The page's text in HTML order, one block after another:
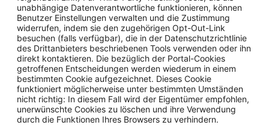
unabhängige Datenverantwortliche funktionieren, können
Benutzer Einstellungen verwalten und die Zustimmung
widerrufen, indem sie den zugehörigen Opt-Out-Link
besuchen (falls verfügbar), die in der Datenschutzrichtlinie
des Drittanbieters beschriebenen Tools verwenden oder ihn
direkt kontaktieren. Die bezüglich der Portal-Cookies
getroffenen Entscheidungen werden wiederum in einem
bestimmten Cookie aufgezeichnet. Dieses Cookie
funktioniert möglicherweise unter bestimmten Umständen
nicht richtig: In diesem Fall wird der Eigentümer empfohlen,
unerwünschte Cookies zu löschen und ihre Verwendung
durch die Funktionen Ihres Browsers zu verhindern.